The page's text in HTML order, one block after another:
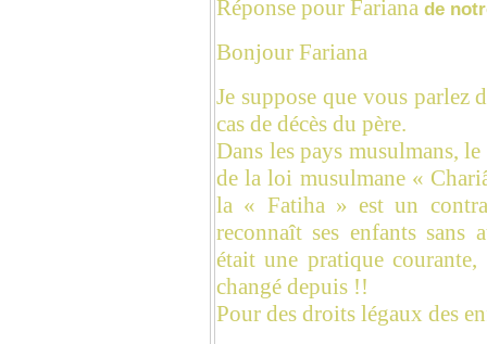
Réponse pour Fariana de
Bonjour Fariana
Je suppose que vous parlez
cas de décès du père.
Dans les pays musulmans,
de la loi musulmane «
la « Fatiha » est un
reconnaît ses enfants sans
était une pratique
changé depuis !!
Pour des droits légaux des